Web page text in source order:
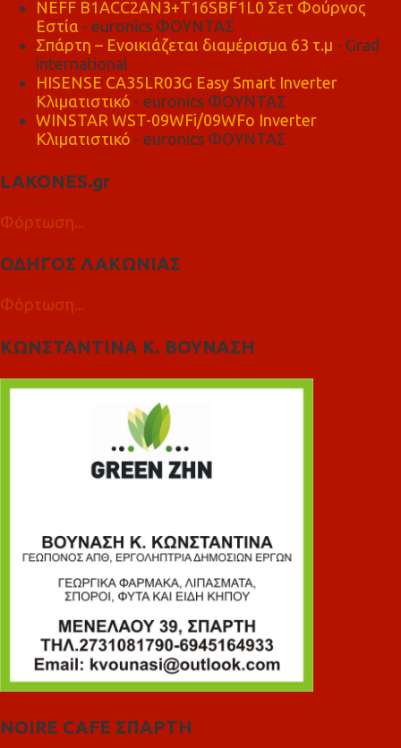
NEFF B1ACC2AN3+T16SBF1L0 Σετ Φούρνος
Εστία - euronics ΦΟΥΝΤΑΣ
Σπάρτη – Ενοικιάζεται διαμέρισμα 63 τ.μ - Grad
international
HISENSE CA35LR03G Easy Smart Inverter
Κλιματιστικό - euronics ΦΟΥΝΤΑΣ
WINSTAR WST-09WFi/09WFo Inverter
Κλιματιστικό - euronics ΦΟΥΝΤΑΣ
LAKONES.gr
Φόρτωση...
ΟΔΗΓΟΣ ΛΑΚΩΝΙΑΣ
Φόρτωση...
ΚΩΝΣΤΑΝΤΙΝΑ Κ. ΒΟΥΝΑΣΗ
NOIRE CAFE ΣΠΑΡΤΗ